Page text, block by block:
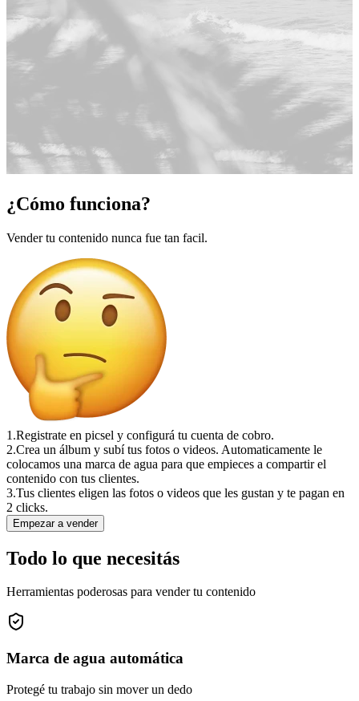
¿Cómo funciona?
Vender tu contenido nunca fue tan facil.
1.Registrate en picsel y configurá tu cuenta de cobro.
2.Crea un álbum y subí tus fotos o videos. Automaticamente le
colocamos una marca de agua para que empieces a compartir el
contenido con tus clientes.
3.Tus clientes eligen las fotos o videos que les gustan y te pagan en
2 clicks.
Empezar a vender
Todo lo que necesitás
Herramientas poderosas para vender tu contenido
Marca de agua automática
Protegé tu trabajo sin mover un dedo